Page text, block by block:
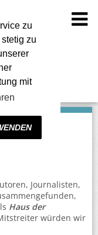
zu
zu
mit
Journalisten,
Haus der
würden wir